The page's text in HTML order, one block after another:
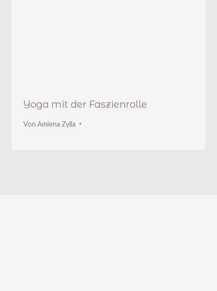
Yoga mit der Faszienrolle
Von Amiena Zylla